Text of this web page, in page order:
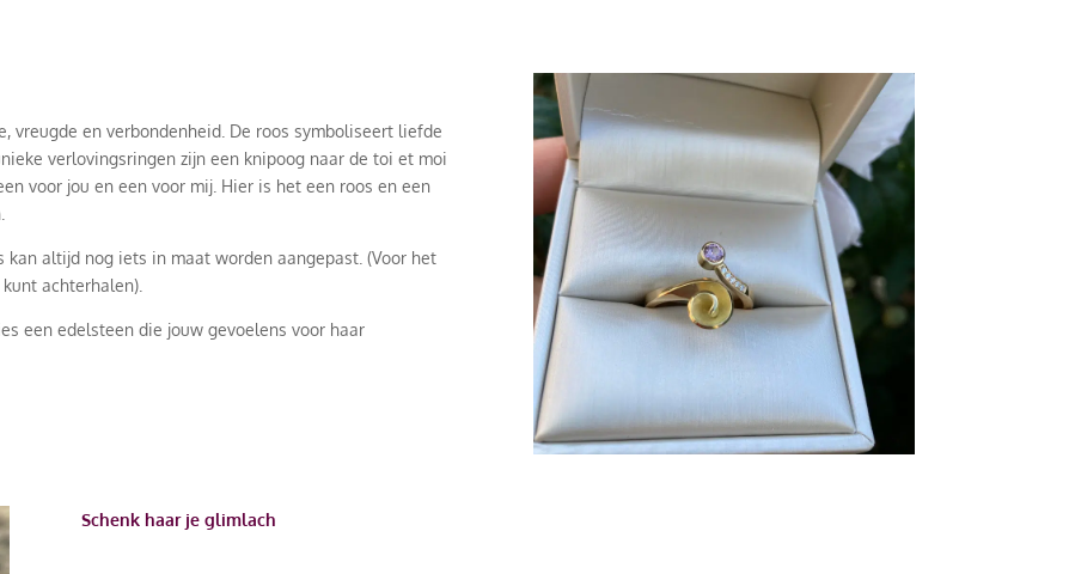
vreugde en verbondenheid. De roos symboliseert liefde
verlovingsringen zijn een knipoog naar de toi et moi
voor jou en een voor mij. Hier is het een roos en een
altijd nog iets in maat worden aangepast. (Voor het
achterhalen).
een edelsteen die jouw gevoelens voor haar
Schenk haar je glimlach